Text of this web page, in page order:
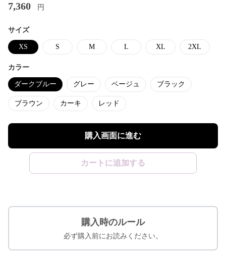
7,360 円
サイズ
XS S M L XL 2XL
カラー
ダークブルー グレー ベージュ ブラック
ブラウン カーキ レッド
購入画面に進む
カートに追加する
購入時のルール
必ず購入前にお読みください。